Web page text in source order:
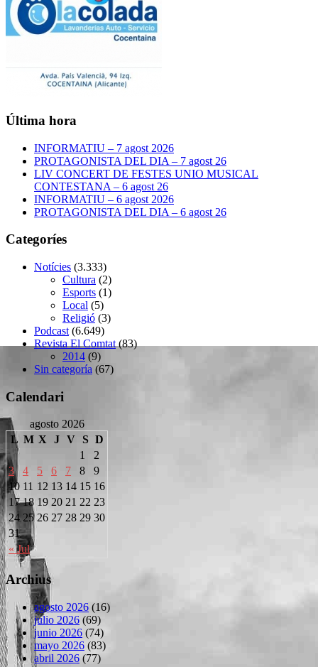
Última hora
INFORMATIU – 7 agost 2026
PROTAGONISTA DEL DIA – 7 agost 26
LIV CONCERT DE FESTES UNIO MUSICAL
CONTESTANA – 6 agost 26
INFORMATIU – 6 agost 2026
PROTAGONISTA DEL DIA – 6 agost 26
Categoríes
Notícies (3.333)
Cultura (2)
Esports (1)
Local (5)
Religió (3)
Podcast (6.649)
Revista El Comtat(83)
2014 (9)
Sin categoría (67)
Calendari
agosto 2026
L M X J V S D
« Jul
1
2
3
4 5 6 7 8
9
10 11 12 13 14 15 16
17 18 19 20 21 22 23
24 25 26 27 28 29 30
31
Archius
agosto 2026 (16)
julio 2026 (69)
junio 2026 (74)
mayo 2026 (83)
abril 2026 (77)